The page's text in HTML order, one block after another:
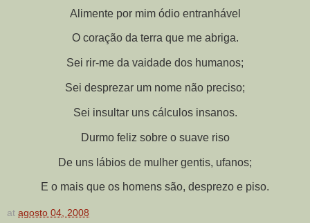
Alimente por mim ódio entranhável
O coração da terra que me abriga.
Sei rir-me da vaidade dos humanos;
Sei desprezar um nome não preciso;
Sei insultar uns cálculos insanos.
Durmo feliz sobre o suave riso
De uns lábios de mulher gentis, ufanos;
E o mais que os homens são, desprezo e piso.
at agosto 04, 2008